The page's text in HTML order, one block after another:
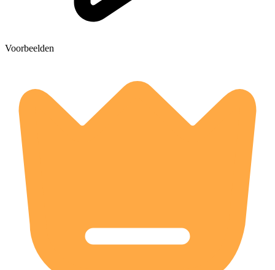
Voorbeelden